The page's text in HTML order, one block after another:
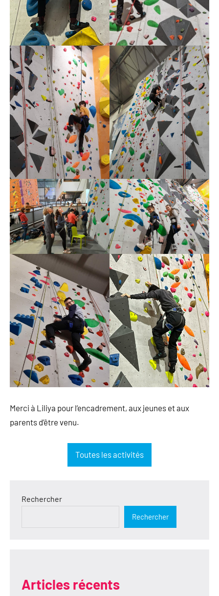
Merci à Liliya pour l’encadrement, aux jeunes et aux
parents d’être venu.
Toutes les activités
Rechercher
Rechercher
Articles récents